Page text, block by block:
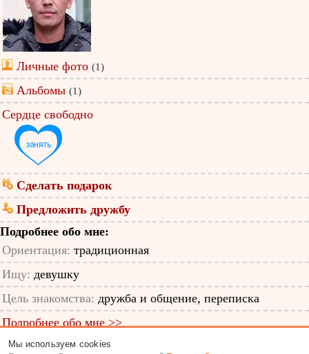
Личные фото (1)
Альбомы (1)
Сердце свободно
Сделать подарок
Предложить дружбу
Подробнее обо мне:
Ориентация: традиционная
Ищу: девушку
Цель знакомства: дружба и общение, переписка
Подробнее обо мне >>
ID анкеты: 11275601
Мы используем cookies